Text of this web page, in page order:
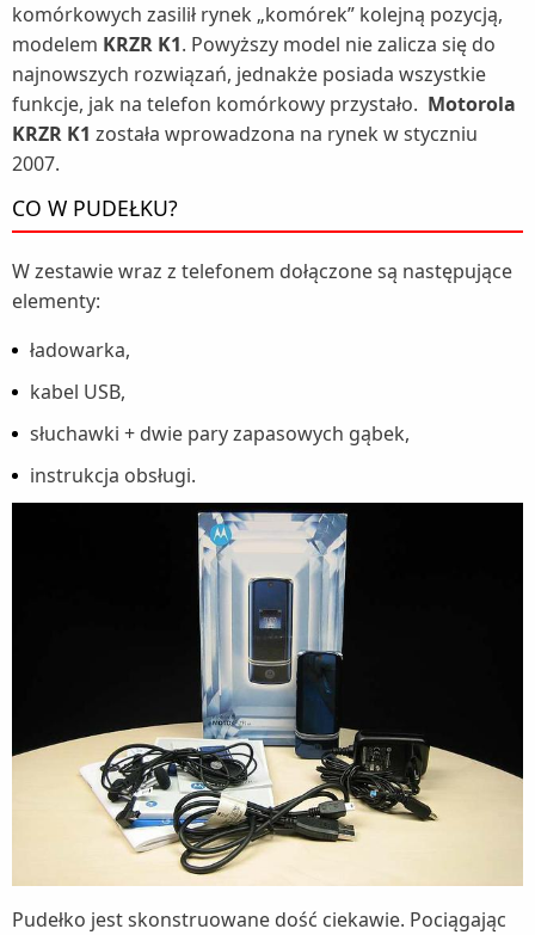
komórkowych zasilił rynek „komórek” kolejną pozycją,
modelem KRZR K1. Powyższy model nie zalicza się do
najnowszych rozwiązań, jednakże posiada wszystkie
funkcje, jak na telefon komórkowy przystało. Motorola
KRZR K1 została wprowadzona na rynek w styczniu
2007.
CO W PUDEŁKU?
W zestawie wraz z telefonem dołączone są następujące
elementy:
ładowarka,
kabel USB,
słuchawki + dwie pary zapasowych gąbek,
instrukcja obsługi.
Pudełko jest skonstruowane dość ciekawie. Pociągając